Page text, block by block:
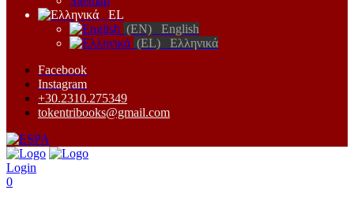
EL
(EN) English
(EL) Ελληνικά
Facebook
Instagram
+30.2310.275349
tokentribooks@gmail.com
Login
0